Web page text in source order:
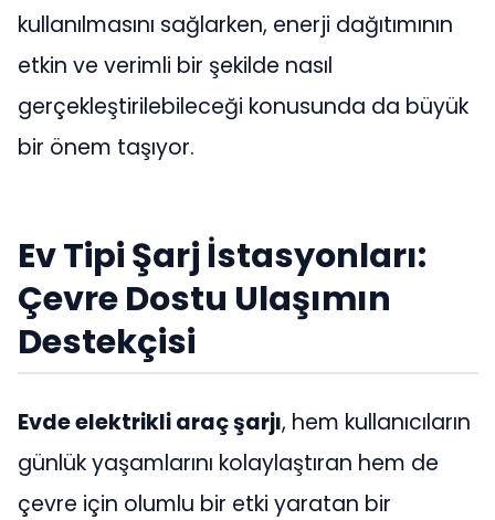
kullanılmasını sağlarken, enerji dağıtımının
etkin ve verimli bir şekilde nasıl
gerçekleştirilebileceği konusunda da büyük
bir önem taşıyor.
Ev Tipi Şarj İstasyonları:
Çevre Dostu Ulaşımın
Destekçisi
Evde elektrikli araç şarjı, hem kullanıcıların
günlük yaşamlarını kolaylaştıran hem de
çevre için olumlu bir etki yaratan bir